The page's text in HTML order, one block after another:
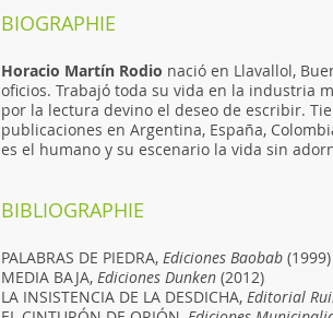
BIOGRAPHIE
Horacio Martín Rodio nació en Llavallol,
oficios. Trabajó toda su vida en la industria
por la lectura devino el deseo de escribir.
publicaciones en Argentina, España,
es el humano y su escenario la vida sin
BIBLIOGRAPHIE
PALABRAS DE PIEDRA, Ediciones Baobab (1999)
MEDIA BAJA, Ediciones Dunken (2012)
LA INSISTENCIA DE LA DESDICHA, Editorial